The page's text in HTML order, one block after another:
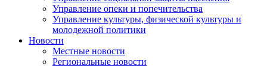
Управление опеки и попечительства
Управление культуры, физической культуры и
молодежной политики
Новости
Местные новости
Региональные новости